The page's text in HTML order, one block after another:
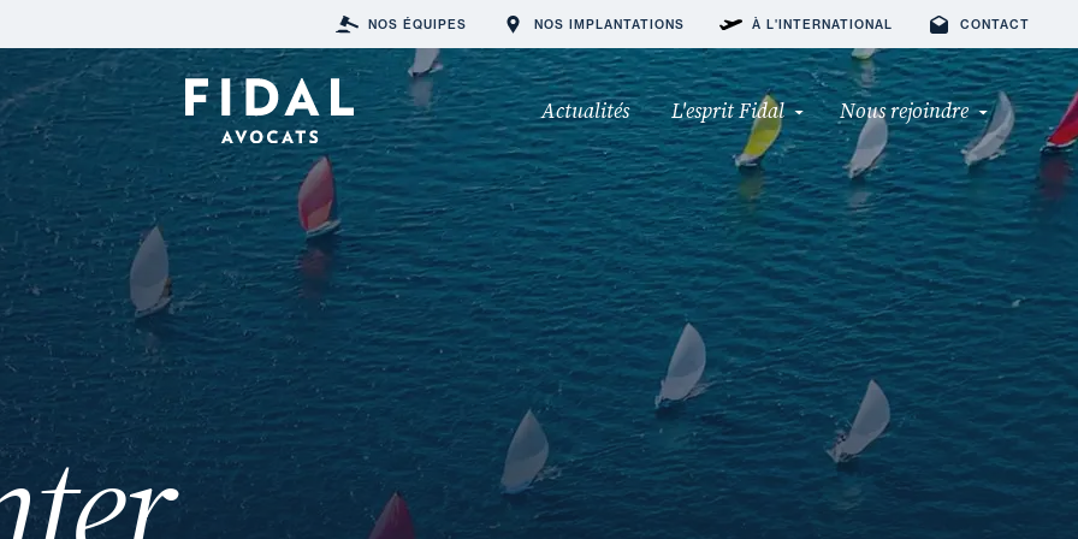
NOS ÉQUIPES NOS IMPLANTATIONS À L'INTERNATIONAL CONTACT
Actualités L'esprit Fidal Nous rejoindre